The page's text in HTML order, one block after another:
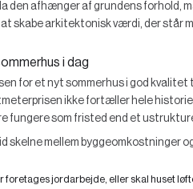
den afhænger af grundens forhold,
skabe arkitektonisk værdi, der står
i dag
for et nyt sommerhus i god
ikke fortæller hele
fungere som fristed end et
skelne mellem byggeomkostninger
foretages jordarbejde, eller skal huset